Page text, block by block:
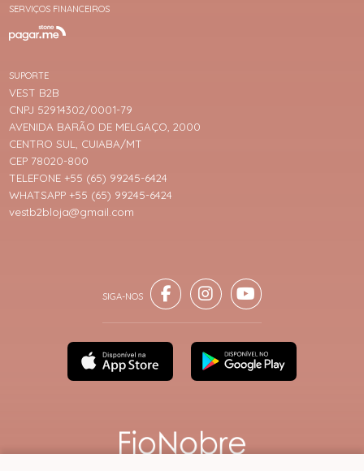
SERVIÇOS FINANCEIROS
SUPORTE
VEST B2B
CNPJ 52914302/0001-79
AVENIDA BARÃO DE MELGAÇO, 2000
CENTRO SUL, CUIABA/MT
CEP 78020-800
TELEFONE +55 (65) 99245-6424
WHATSAPP +55 (65) 99245-6424
vestb2bloja@gmail.com